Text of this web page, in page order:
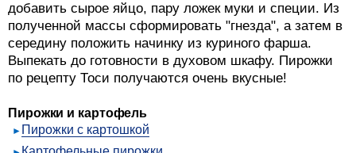
добавить сырое яйцо, пару ложек муки и специи. Из
полученной массы сформировать "гнезда", а затем в
середину положить начинку из куриного фарша.
Выпекать до готовности в духовом шкафу. Пирожки
по рецепту Тоси получаются очень вкусные!
Пирожки и картофель
Пирожки с картошкой